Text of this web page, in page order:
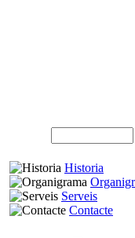
Historia
Serveis
Contacte